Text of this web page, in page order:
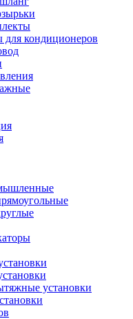
кондиционеров
установки